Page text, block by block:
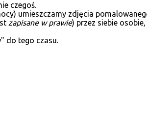
czegoś.
umieszczamy zdjęcia
zapisane w prawie) przez siebie
do tego czasu.